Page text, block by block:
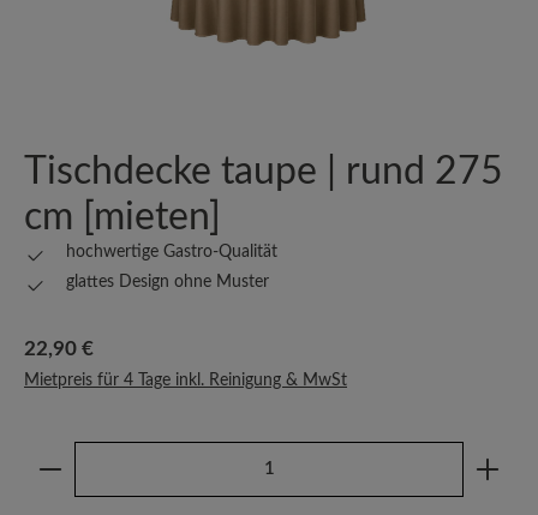
Tischdecke taupe | rund 275
cm [mieten]
hochwertige Gastro-Qualität
glattes Design ohne Muster
Regulärer Preis:
22,90 €
Mietpreis für 4 Tage inkl. Reinigung & MwSt
Produkt Anzahl: Gib den gewünschten Wert ein